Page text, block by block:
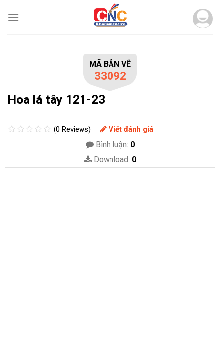
MÃ BẢN VẼ
33092
Hoa lá tây 121-23
(0 Reviews) Viết đánh giá
Bình luận: 0
Download: 0